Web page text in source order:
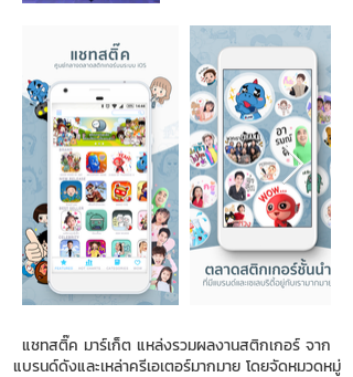
แชทสติ๊ค มาร์เก็ต แหล่งรวมผลงานสติกเกอร์ จาก
แบรนด์ดังและเหล่าครีเอเตอร์มากมาย โดยจัดหมวดหมู่